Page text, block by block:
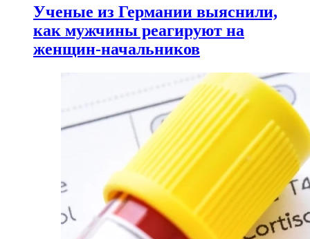
Ученые из Германии выяснили,
как мужчины реагируют на
женщин-начальников